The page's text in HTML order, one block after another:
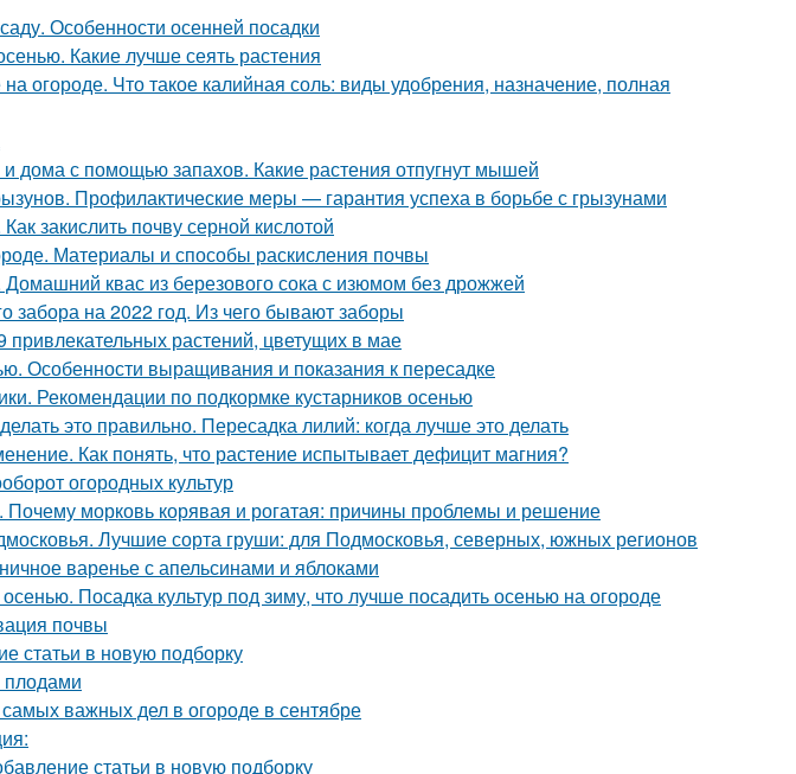
Особенности осенней посадки
Какие лучше сеять растения
огороде. Что такое калийная соль: виды удобрения, назначение, полная
дома с помощью запахов. Какие растения отпугнут мышей
Профилактические меры — гарантия успеха в борьбе с грызунами
закислить почву серной кислотой
Материалы и способы раскисления почвы
Домашний квас из березового сока с изюмом без дрожжей
на 2022 год. Из чего бывают заборы
привлекательных растений, цветущих в мае
Особенности выращивания и показания к пересадке
Рекомендации по подкормке кустарников осенью
это правильно. Пересадка лилий: когда лучше это делать
Как понять, что растение испытывает дефицит магния?
огородных культур
Почему морковь корявая и рогатая: причины проблемы и решение
Лучшие сорта груши: для Подмосковья, северных, южных регионов
варенье с апельсинами и яблоками
Посадка культур под зиму, что лучше посадить осенью на огороде
почвы
статьи в новую подборку
плодами
важных дел в огороде в сентябре
статьи в новую подборку